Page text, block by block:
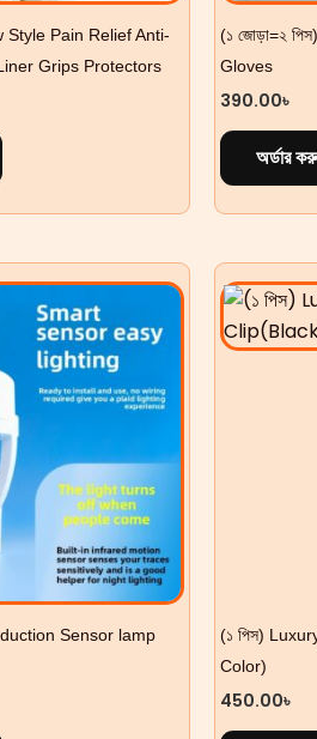
Style Pain Relief Anti-
Grips Protectors
(১ জোড়া=২
Gloves
390.00৳
অর্ডার
Sensor lamp
(১ পিস)
Color)
450.00৳